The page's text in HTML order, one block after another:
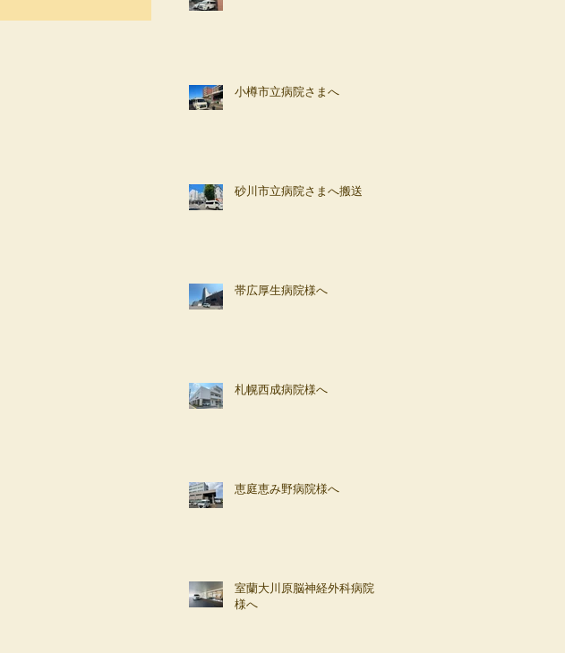
小樽市立病院さまへ
砂川市立病院さまへ搬送
帯広厚生病院様へ
札幌西成病院様へ
恵庭恵み野病院様へ
室蘭大川原脳神経外科病院
様へ